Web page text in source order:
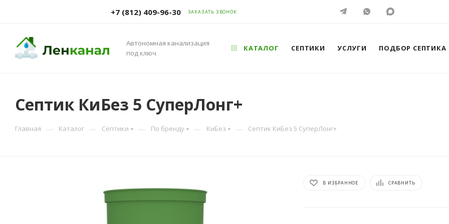
+7 (812) 409-96-30 ЗАКАЗАТЬ ЗВОНОК
Автономная канализация
под ключ
КАТАЛОГ СЕПТИКИ УСЛУГИ ПОДБОР СЕПТИКА
Септик КиБез 5 СуперЛонг+
Главная — Каталог — Септики — По бренду — КиБез — Септик КиБез 5 СуперЛонг+
В ИЗБРАННОЕ СРАВНИТЬ